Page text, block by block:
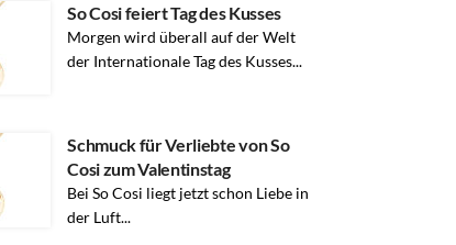
So Cosi feiert Tag des Kusses
Morgen wird überall auf der Welt
der Internationale Tag des Kusses...
Schmuck für Verliebte von So
Cosi zum Valentinstag
Bei So Cosi liegt jetzt schon Liebe in
der Luft...